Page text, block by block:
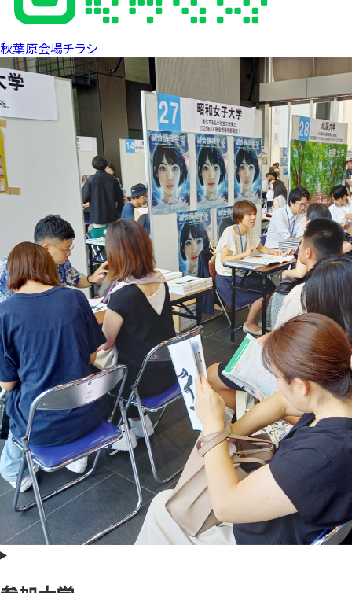
秋葉原会場チラシ